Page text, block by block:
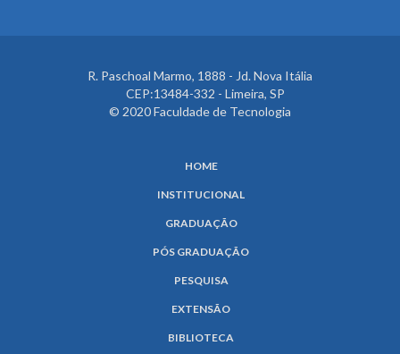
R. Paschoal Marmo, 1888 - Jd. Nova Itália
CEP:13484-332 - Limeira, SP
© 2020 Faculdade de Tecnologia
HOME
INSTITUCIONAL
GRADUAÇÃO
PÓS GRADUAÇÃO
PESQUISA
EXTENSÃO
BIBLIOTECA